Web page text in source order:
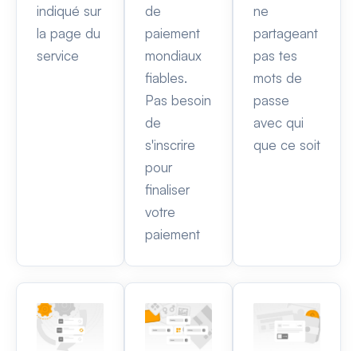
indiqué sur
la page du
service
de
paiement
mondiaux
fiables.
Pas besoin
de
s'inscrire
pour
finaliser
votre
paiement
ne
partageant
pas tes
mots de
passe
avec qui
que ce soit